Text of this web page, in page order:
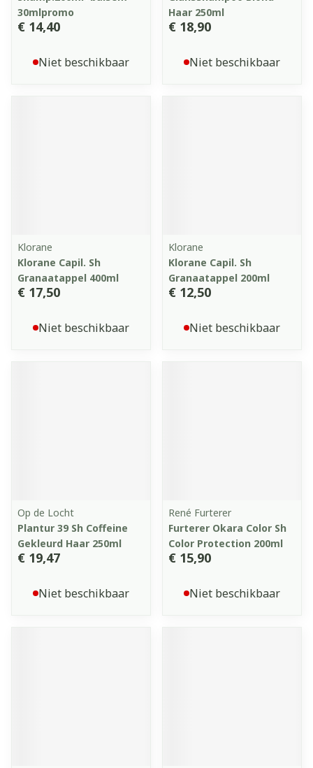
30mlpromo
€ 14,40
Niet beschikbaar
Haar 250ml
€ 18,90
Niet beschikbaar
Klorane
Klorane Capil. Sh
Granaatappel 400ml
€ 17,50
Niet beschikbaar
Klorane
Klorane Capil. Sh
Granaatappel 200ml
€ 12,50
Niet beschikbaar
Op de Locht
Plantur 39 Sh Coffeine
Gekleurd Haar 250ml
€ 19,47
Niet beschikbaar
René Furterer
Furterer Okara Color Sh
Color Protection 200ml
€ 15,90
Niet beschikbaar